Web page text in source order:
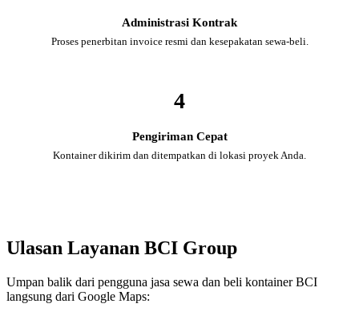
Administrasi Kontrak
Proses penerbitan invoice resmi dan kesepakatan sewa-beli.
4
Pengiriman Cepat
Kontainer dikirim dan ditempatkan di lokasi proyek Anda.
Ulasan Layanan BCI Group
Umpan balik dari pengguna jasa sewa dan beli kontainer BCI
langsung dari Google Maps: